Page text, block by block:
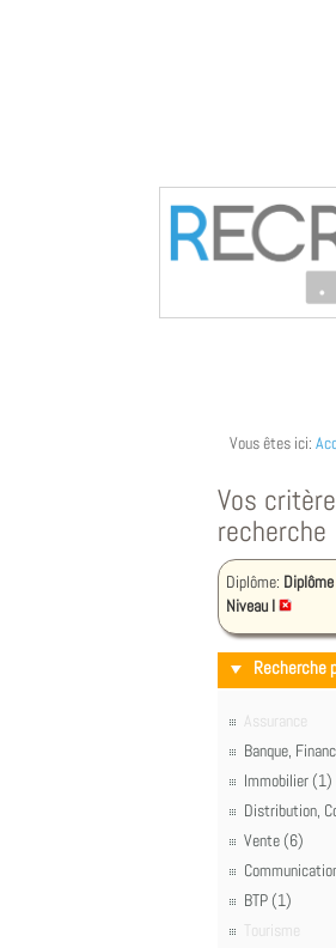
Vous êtes ici:
Vos
recherche
Diplôme:
Niveau I
Recherche
Assurance
Banque,
Immobilier (1)
Distribution,
Vente (6)
BTP (1)
Tourisme